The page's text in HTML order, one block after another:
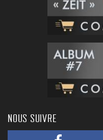
NOUS SUIVRE